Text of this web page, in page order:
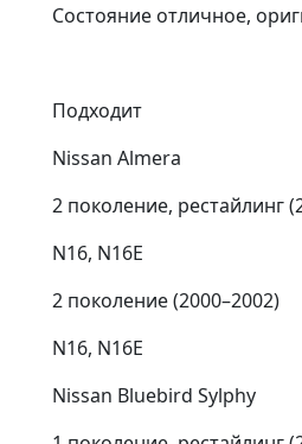
Состояние отличное,
Подходит
Nissan Almera
2 поколение, рестайлинг
N16, N16E
2 поколение (2000⁠–⁠2002)
N16, N16E
Nissan Bluebird Sylphy